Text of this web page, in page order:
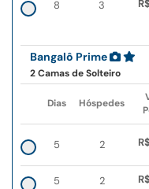
8 3
Bangalô Prime
2 Camas de Solteiro
Dias Hóspedes
5 2
5 2